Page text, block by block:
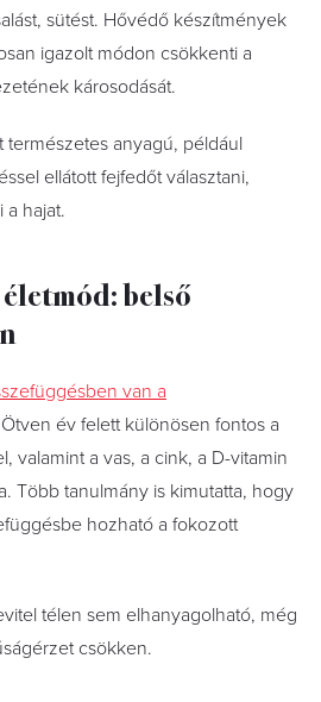
sütést. Hővédő készítmények
igazolt módon csökkenti a
károsodását.
természetes anyagú, például
ellátott fejfedőt választani,
a hajat.
belső
van a
év felett különösen fontos a
valamint a vas, a cink, a D-vitamin
Több tanulmány is kimutatta, hogy
hozható a fokozott
télen sem elhanyagolható, még
csökken.